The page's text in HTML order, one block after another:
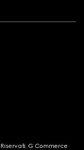
G Commerce